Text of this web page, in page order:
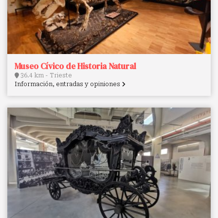
Museo Cívico de Historia Natural
36.4 km - Trieste
Información, entradas y opiniones